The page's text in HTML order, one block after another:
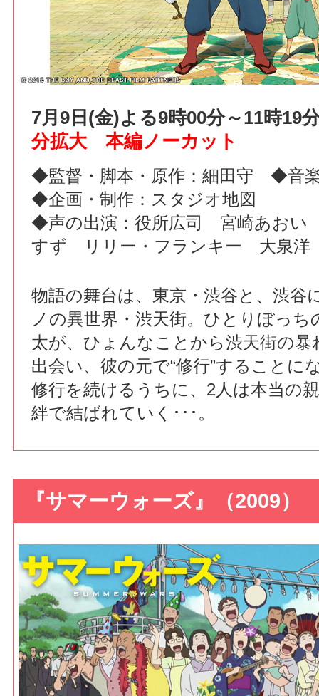
7月9日(金)よる9時00分～11時
分拡大 本編ノーカット
◆監督・脚本・原作：細田守 ◆音
◆企画・制作：スタジオ地図
◆声の出演：役所広司 宮崎あお
すず リリー・フランキー 大泉洋
物語の舞台は、東京・渋谷と、渋谷
ノの異世界・渋天街。ひとりぼっち
太が、ひょんなことから渋天街の暴
出会い、彼の元で“修行”することに
修行を続けるうちに、2人は本当の
絆で結ばれていく･･･。
『サマーウォーズ』（2009）